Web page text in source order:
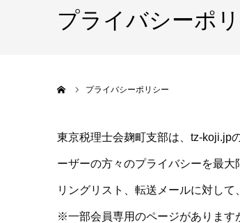
プライバシーポ
プライバシーポリシー
東京税理士会麹町支部は、tz-koji.jp
ーザーの方々のプライバシーを最
リングリスト、転送メールに対して
※一部会員専用のページがあります